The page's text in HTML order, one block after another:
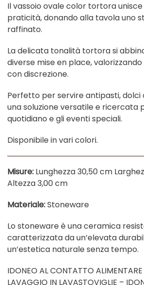
Il vassoio ovale color tortora
praticità, donando alla tavola uno
raffinato.
La delicata tonalità tortora si
diverse mise en place,
con discrezione.
Perfetto per servire antipasti, dolci
una soluzione versatile e ricercata
quotidiano e gli eventi speciali.
Disponibile in vari colori.
Misure: Lunghezza 30,50 cm
Altezza 3,00 cm
Materiale:Stoneware
Lo stoneware è una ceramica
caratterizzata da un’elevata
un’estetica naturale senza tempo.
IDONEO AL CONTATTO
LAVAGGIO IN LAVASTOVIGLIE –